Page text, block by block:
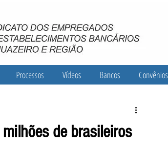
Processos Vídeos Bancos Convênios
de brasileiros